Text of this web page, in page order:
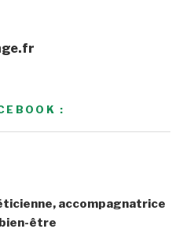
:
accompagnatrice
être